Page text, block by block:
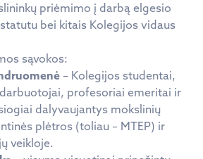
priėmimo į darbą elgesio
bei kitais Kolegijos vidaus
sąvokos:
– Kolegijos studentai,
profesoriai emeritai ir
dalyvaujantys mokslinių
plėtros (toliau – MTEP) ir
veikloje.